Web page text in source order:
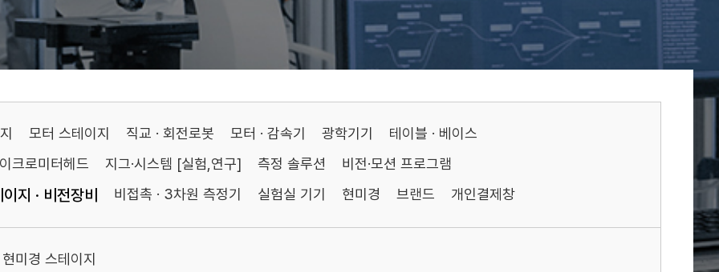
모터 스테이지 직교 · 회전로봇 모터 · 감속기 광학기기
테이블 · 베이스
크로미터헤드
지그·시스템 [실험,연구] 측정 솔루션 비전·모션 프로그램
지 · 비전장비 비접촉 · 3차원 측정기 실험실 기기 현미경 브랜드 개인결제창
현미경 스테이지